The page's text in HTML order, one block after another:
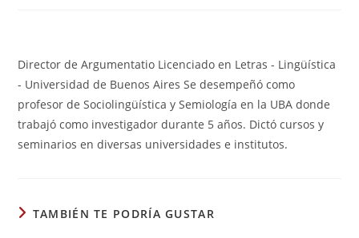
Director de Argumentatio Licenciado en Letras - Lingüística
- Universidad de Buenos Aires Se desempeñó como
profesor de Sociolingüística y Semiología en la UBA donde
trabajó como investigador durante 5 años. Dictó cursos y
seminarios en diversas universidades e institutos.
TAMBIÉN TE PODRÍA GUSTAR